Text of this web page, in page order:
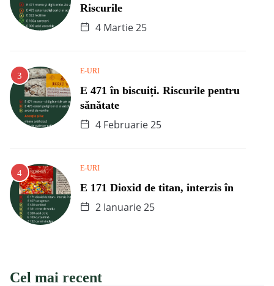
Riscurile
4 Martie 25
E-URI
E 471 în biscuiți. Riscurile pentru
sănătate
4 Februarie 25
E-URI
E 171 Dioxid de titan, interzis în
2 Ianuarie 25
Cel mai recent